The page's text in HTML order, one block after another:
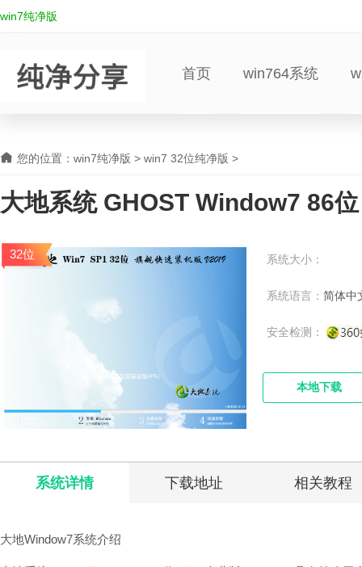
win7纯净版
首页 win764系统
您的位置： win7纯净版 > win7 32位纯净版 >
大地系统 GHOST Window7 86
32位 系统大小：
系统语言： 简体中
安全检测：
本地下载
系统详情 下载地址 相关教程
大地Window7系统介绍